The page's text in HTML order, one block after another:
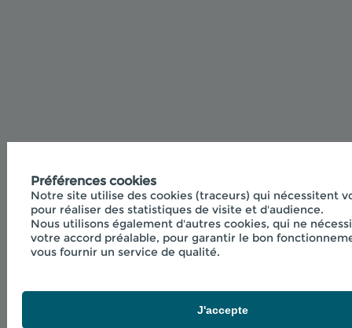
Préférences cookies
Notre site utilise des cookies (traceurs) qui nécessitent
pour réaliser des statistiques de visite et d'audience.
Nous utilisons également d'autres cookies, qui ne
votre accord préalable, pour garantir le bon
vous fournir un service de qualité.
J'accepte